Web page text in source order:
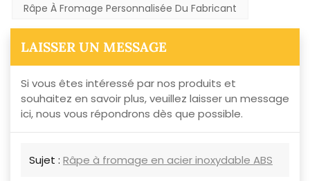
Râpe À Fromage Personnalisée Du Fabricant
LAISSER UN MESSAGE
Si vous êtes intéressé par nos produits et
souhaitez en savoir plus, veuillez laisser un message
ici, nous vous répondrons dès que possible.
Sujet : Râpe à fromage en acier inoxydable ABS